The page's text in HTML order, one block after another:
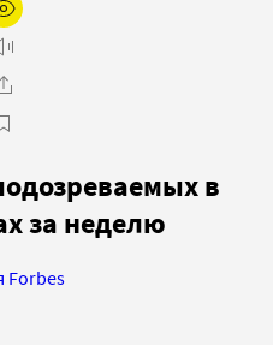
в
за неделю
Forbes